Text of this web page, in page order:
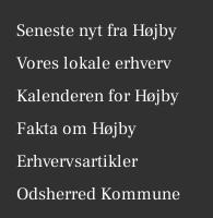
Seneste nyt fra Højby
Vores lokale erhverv
Kalenderen for Højby
Fakta om Højby
Erhvervsartikler
Odsherred Kommune